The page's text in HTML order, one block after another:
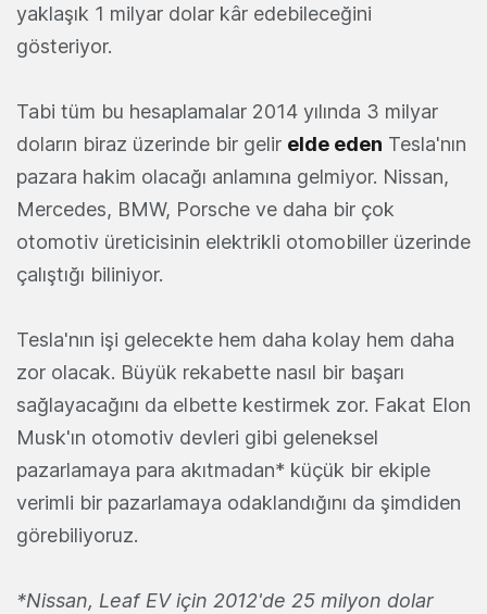
yaklaşık 1 milyar dolar kâr edebileceğini
gösteriyor.
Tabi tüm bu hesaplamalar 2014 yılında 3 milyar
doların biraz üzerinde bir gelir elde eden Tesla'nın
pazara hakim olacağı anlamına gelmiyor. Nissan,
Mercedes, BMW, Porsche ve daha bir çok
otomotiv üreticisinin elektrikli otomobiller üzerinde
çalıştığı biliniyor.
Tesla'nın işi gelecekte hem daha kolay hem daha
zor olacak. Büyük rekabette nasıl bir başarı
sağlayacağını da elbette kestirmek zor. Fakat Elon
Musk'ın otomotiv devleri gibi geleneksel
pazarlamaya para akıtmadan* küçük bir ekiple
verimli bir pazarlamaya odaklandığını da şimdiden
görebiliyoruz.
*Nissan, Leaf EV için 2012'de 25 milyon dolar